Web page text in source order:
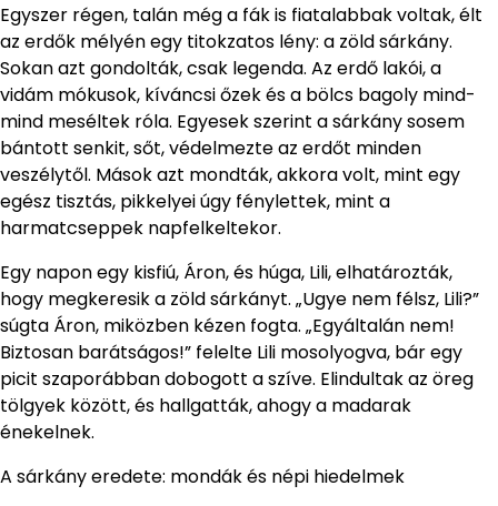
Egyszer régen, talán még a fák is fiatalabbak voltak, élt
az erdők mélyén egy titokzatos lény: a zöld sárkány.
Sokan azt gondolták, csak legenda. Az erdő lakói, a
vidám mókusok, kíváncsi őzek és a bölcs bagoly mind-
mind meséltek róla. Egyesek szerint a sárkány sosem
bántott senkit, sőt, védelmezte az erdőt minden
veszélytől. Mások azt mondták, akkora volt, mint egy
egész tisztás, pikkelyei úgy fénylettek, mint a
harmatcseppek napfelkeltekor.
Egy napon egy kisfiú, Áron, és húga, Lili, elhatározták,
hogy megkeresik a zöld sárkányt. „Ugye nem félsz, Lili?”
súgta Áron, miközben kézen fogta. „Egyáltalán nem!
Biztosan barátságos!” felelte Lili mosolyogva, bár egy
picit szaporábban dobogott a szíve. Elindultak az öreg
tölgyek között, és hallgatták, ahogy a madarak
énekelnek.
A sárkány eredete: mondák és népi hiedelmek